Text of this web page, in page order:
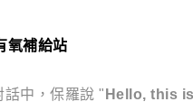
氧補給站
話中，保羅說 " Hello, this